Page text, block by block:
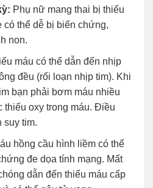
Phụ nữ mang thai bị thiếu
có thể dễ bị biến chứng,
non.
máu có thể dẫn đến nhịp
đều (rối loạn nhịp tim). Khi
bạn phải bơm máu nhiều
thiếu oxy trong máu. Điều
suy tim.
hồng cầu hình liềm có thể
đe dọa tính mạng. Mất
dẫn đến thiếu máu cấp